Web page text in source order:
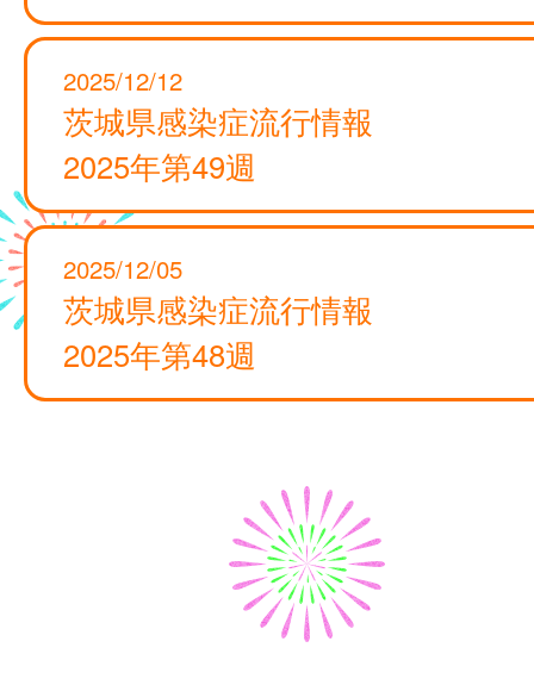
2025/12/12
茨城県感染症流行情報
2025年第49週
2025/12/05
茨城県感染症流行情報
2025年第48週